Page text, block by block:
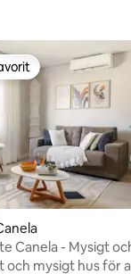
betyg, 253
Canela - Mysigt
och mysigt hus för